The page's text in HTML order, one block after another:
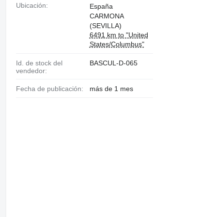
Ubicación:
España
CARMONA
(SEVILLA)
6491 km to "United
States/Columbus"
Id. de stock del
vendedor:
BASCUL-D-065
Fecha de publicación: más de 1 mes